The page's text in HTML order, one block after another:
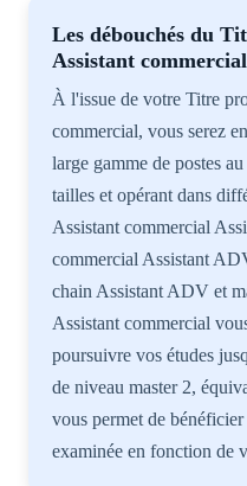
Les débouchés du
Assistant commercial
À l'issue de votre Titre
commercial, vous serez
large gamme de postes
tailles et opérant dans
Assistant commercial
commercial Assistant
chain Assistant ADV et
Assistant commercial
poursuivre vos études
de niveau master 2,
vous permet de
examinée en fonction de